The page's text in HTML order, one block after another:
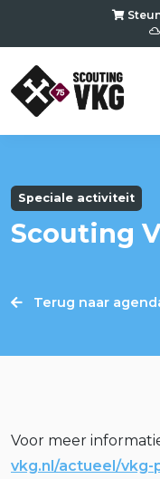
Speciale activiteit
Scouting
Terug naar
Voor meer
vkg.nl/actueel/vkg-